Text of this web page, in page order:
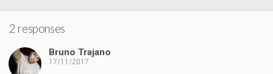
2 responses
Bruno Trajano
17/11/2017